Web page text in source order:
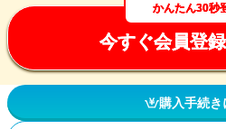
かんたん30秒
今すぐ会員登
購入手続き